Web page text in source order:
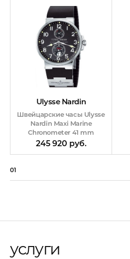
Ulysse Nardin
Швейцарские часы Ulysse
Nardin Maxi Marine
Chronometer 41 mm
245 920 руб.
01
услуги